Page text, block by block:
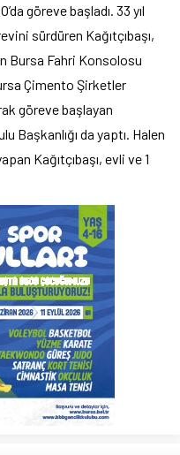
göreve başladı. 33 yıl
sürdüren Kağıtçıbaşı,
Bursa Fahri Konsolosu
Çimento Şirketler
göreve başlayan
Başkanlığı da yaptı. Halen
Kağıtçıbaşı, evli ve 1